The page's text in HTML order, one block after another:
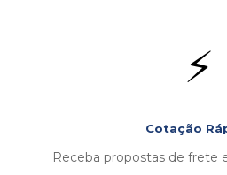
⚡
Cotação
Receba propostas de frete